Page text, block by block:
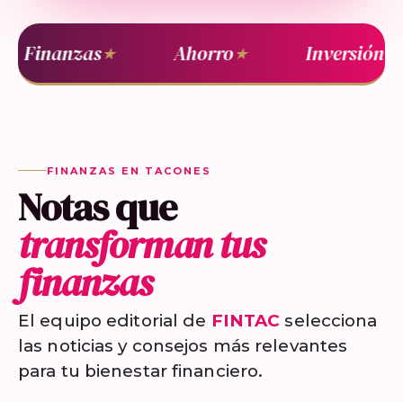
Finanzas★ Ahorro★ Inversión★
FINANZAS EN TACONES
Notas que
transforman tus
finanzas
El equipo editorial de FINTAC selecciona
las noticias y consejos más relevantes
para tu bienestar financiero.